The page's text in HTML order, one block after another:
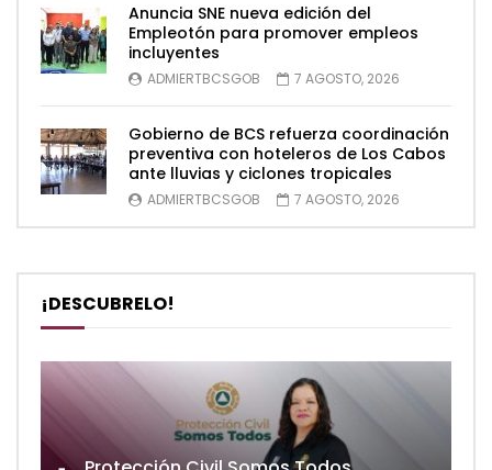
Anuncia SNE nueva edición del
Empleotón para promover empleos
incluyentes
ADMIERTBCSGOB 7 AGOSTO, 2026
Gobierno de BCS refuerza coordinación
preventiva con hoteleros de Los Cabos
ante lluvias y ciclones tropicales
ADMIERTBCSGOB 7 AGOSTO, 2026
¡DESCUBRELO!